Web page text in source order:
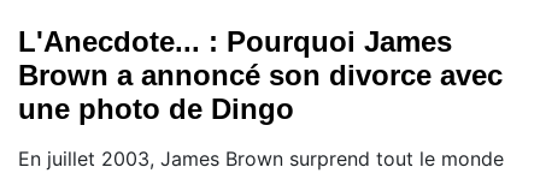
L'Anecdote... : Pourquoi James
Brown a annoncé son divorce avec
une photo de Dingo
En juillet 2003, James Brown surprend tout le monde